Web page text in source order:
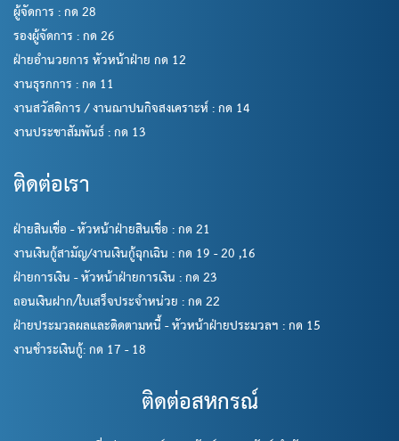
ผู้จัดการ : กด 28
รองผู้จัดการ : กด 26
ฝ่ายอำนวยการ หัวหน้าฝ่าย กด 12
งานธุรกการ : กด 11
งานสวัสดิการ / งานฌาปนกิจสงเคราะห์ : กด 14
งานประชาสัมพันธ์ : กด 13
ติดต่อเรา
ฝ่ายสินเชื่อ - หัวหน้าฝ่ายสินเชื่อ : กด 21
งานเงินกู้สามัญ/งานเงินกู้ฉุกเฉิน : กด 19 - 20 ,16
ฝ่ายการเงิน - หัวหน้าฝ่ายการเงิน : กด 23
ถอนเงินฝาก/ใบเสร็จประจำหน่วย : กด 22
ฝ่ายประมวลผลและติดตามหนี้ - หัวหน้าฝ่ายประมวลฯ : กด 15
งานชำระเงินกู้: กด 17 - 18
ติดต่อสหกรณ์